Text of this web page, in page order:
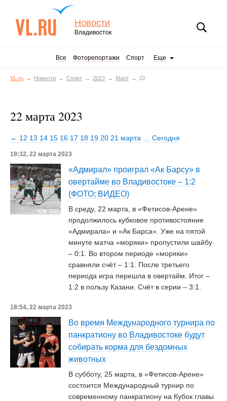
Новости
Владивосток
Все Фоторепортажи Спорт Еще
VL.ru Новости Спорт 2023 Март 22
22 марта 2023
← 12 13 14 15 16 17 18 19 20 21 марта Сегодня
19:32, 22 марта 2023
«Адмирал» проиграл «Ак Барсу» в
овертайме во Владивостоке – 1:2
(ФОТО; ВИДЕО)
В среду, 22 марта, в «Фетисов-Арене»
продолжилось кубковое противостояние
«Адмирала» и «Ак Барса». Уже на пятой
минуте матча «моряки» пропустили шайбу
– 0:1. Во втором периоде «моряки»
сравняли счёт – 1:1. После третьего
периода игра перешла в овертайм. Итог –
1:2 в пользу Казани. Счёт в серии – 3:1.
18:54, 22 марта 2023
Во время Международного турнира по
панкратиону во Владивостоке будут
собирать корма для бездомных
животных
В субботу, 25 марта, в «Фетисов-Арене»
состоится Международный турнир по
современному панкратиону на Кубок главы